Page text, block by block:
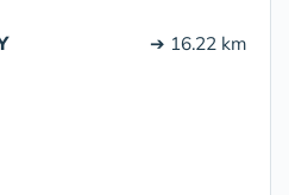
➔ 16.22 km